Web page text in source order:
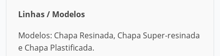
Linhas / Modelos
Modelos: Chapa Resinada, Chapa Super-resinada
e Chapa Plastificada.